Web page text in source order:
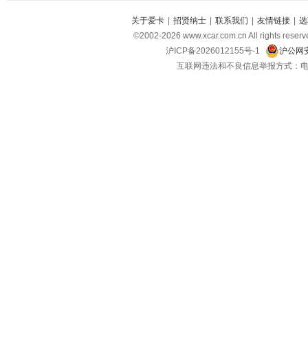
关于爱卡 招贤纳士 联系我们 友情链接
©2002-2026 www.xcar.com.cn All rights
沪ICP备2026012155号-1
沪公网
互联网违法和不良信息举报方式：